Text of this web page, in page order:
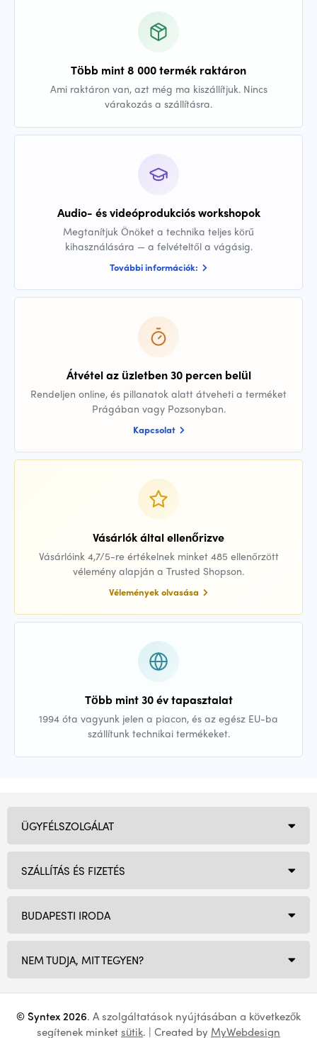
Több mint 8 000 termék raktáron
Ami raktáron van, azt még ma kiszállítjuk. Nincs
várakozás a szállításra.
Audio- és videóprodukciós workshopok
Megtanítjuk Önöket a technika teljes körű
kihasználására — a felvételtől a vágásig.
További információk:
Átvétel az üzletben 30 percen belül
Rendeljen online, és pillanatok alatt átveheti a terméket
Prágában vagy Pozsonyban.
Kapcsolat
Vásárlók által ellenőrizve
Vásárlóink 4,7/5-re értékelnek minket 485 ellenőrzött
vélemény alapján a Trusted Shopson.
Vélemények olvasása
Több mint 30 év tapasztalat
1994 óta vagyunk jelen a piacon, és az egész EU-ba
szállítunk technikai termékeket.
BUDAPESTI IRODA
NEM TUDJA, MIT TEGYEN?
ÜGYFÉLSZOLGÁLAT
SZÁLLÍTÁS ÉS FIZETÉS
© Syntex 2026. A szolgáltatások nyújtásában a következők
segítenek minketsütik. | Created by MyWebdesign